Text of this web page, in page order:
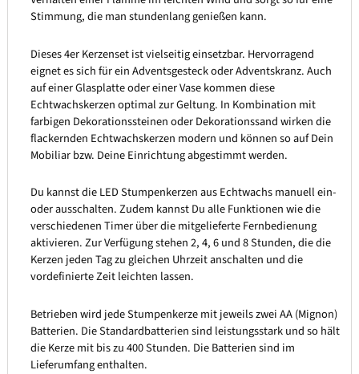
Stimmung, die man stundenlang genießen kann.
Dieses 4er Kerzenset ist vielseitig einsetzbar. Hervorragend
eignet es sich für ein Adventsgesteck oder Adventskranz. Auch
auf einer Glasplatte oder einer Vase kommen diese
Echtwachskerzen optimal zur Geltung. In Kombination mit
farbigen Dekorationssteinen oder Dekorationssand wirken die
flackernden Echtwachskerzen modern und können so auf Dein
Mobiliar bzw. Deine Einrichtung abgestimmt werden.
Du kannst die LED Stumpenkerzen aus Echtwachs manuell ein-
oder ausschalten. Zudem kannst Du alle Funktionen wie die
verschiedenen Timer über die mitgelieferte Fernbedienung
aktivieren. Zur Verfügung stehen 2, 4, 6 und 8 Stunden, die die
Kerzen jeden Tag zu gleichen Uhrzeit anschalten und die
vordefinierte Zeit leichten lassen.
Betrieben wird jede Stumpenkerze mit jeweils zwei AA (Mignon)
Batterien. Die Standardbatterien sind leistungsstark und so hält
die Kerze mit bis zu 400 Stunden. Die Batterien sind im
Lieferumfang enthalten.